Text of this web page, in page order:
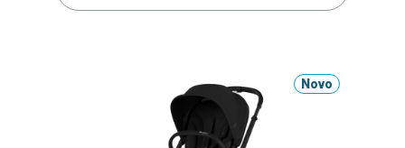
Novo